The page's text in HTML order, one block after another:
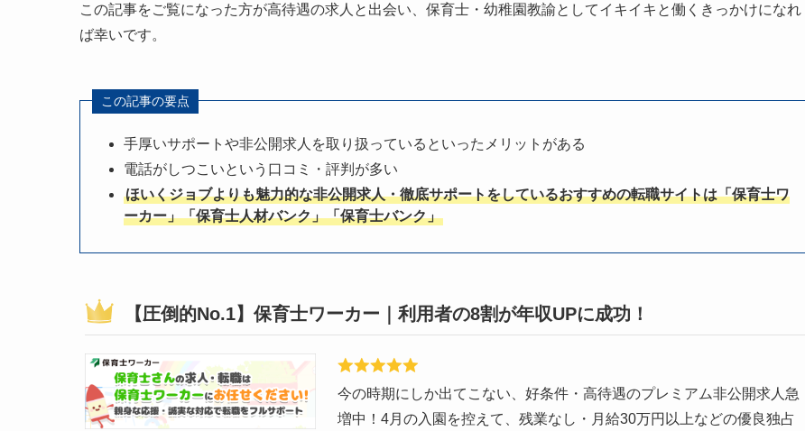
この記事をご覧になった方が高待遇の求人と出会い、保育士・幼稚園教諭としてイキイキと働くきっかけになれ
ば幸いです。
この記事の要点
手厚いサポートや非公開求人を取り扱っているといったメリットがある
電話がしつこいという口コミ・評判が多い
ほいくジョブよりも魅力的な非公開求人・徹底サポートをしているおすすめの転職サイトは「保育士ワ
ーカー」「保育士人材バンク」「保育士バンク」
【圧倒的No.1】保育士ワーカー｜利用者の8割が年収UPに成功！
今の時期にしか出てこない、好条件・高待遇のプレミアム非公開求人急
増中！4月の入園を控えて、残業なし・月給30万円以上などの優良独占